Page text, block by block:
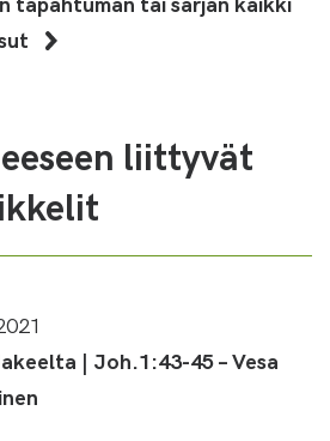
liittyvät
| Joh.1:43-45 – Vesa